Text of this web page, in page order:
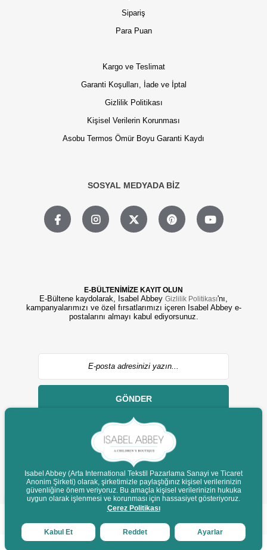
Sipariş
Para Puan
Kargo ve Teslimat
Garanti Koşulları, İade ve İptal
Gizlilik Politikası
Kişisel Verilerin Korunması
Asobu Termos Ömür Boyu Garanti Kaydı
SOSYAL MEDYADA BİZ
E-BÜLTENİMİZE KAYIT OLUN
E-Bültene kaydolarak, Isabel Abbey Gizlilik Politikası'nı,
kampanyalarımızı ve özel fırsatlarımızı içeren Isabel Abbey e-
postalarını almayı kabul ediyorsunuz.
GÖNDER
© 2022 isabelabbey.com - Tüm Hakları Saklıdır.
Destek
Isabel Abbey (Arta International Tekstil Pazarlama Sanayi ve Ticaret
Anonim Şirketi) olarak, şirketimizle paylaştığınız kişisel verilerinizin
güvenliğine önem veriyoruz. Bu amaçla kişisel verilerinizin hukuka
uygun olarak işlenmesi ve korunması için hassasiyet gösteriyoruz.
Çerez Politikası
Kabul Et Reddet Ayarlar